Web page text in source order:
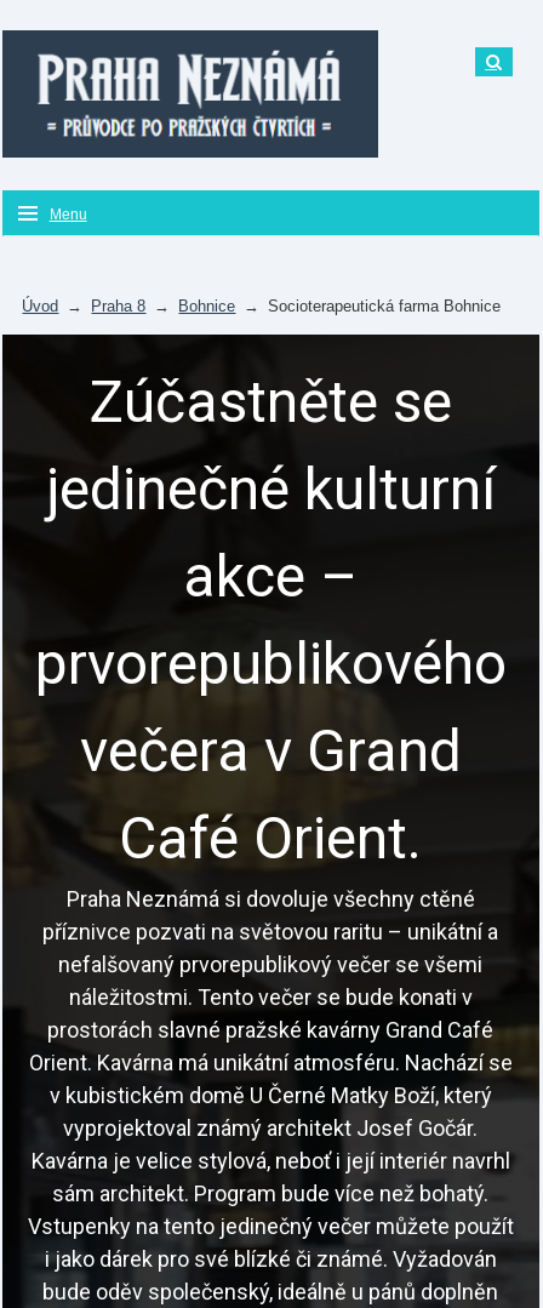
Menu
Úvod → Praha 8 → Bohnice → Socioterapeutická farma Bohnice
Program
Poutavé vycházky Prahou s profesionálními
průvodci, akce pro školy i teambuilding pro firmy a
skupiny.
Česky a anglicky.
Prohlédnout akce